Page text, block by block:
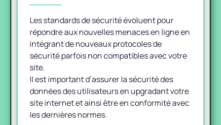
Les standards de sécurité évoluent pour
répondre aux nouvelles menaces en ligne en
intégrant de nouveaux protocoles de
sécurité parfois non compatibles avec votre
site.
Il est important d’assurer la sécurité des
données des utilisateurs en upgradant votre
site internet et ainsi être en conformité avec
les dernières normes.